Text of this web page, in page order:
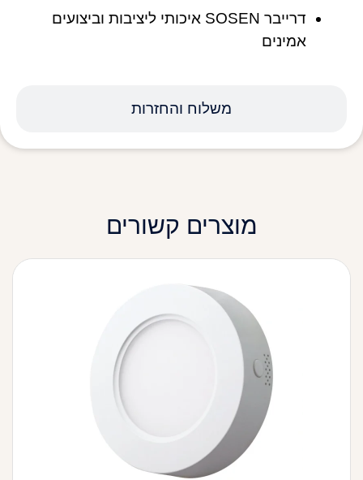
משלוח והחזרות
דרייבר SOSEN איכותי ליציבות וביצועים
אמינים
מוצרים קשורים